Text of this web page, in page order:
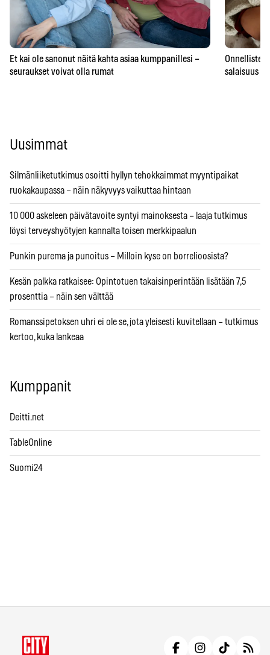
Et kai ole sanonut näitä kahta asiaa kumppanillesi –
seuraukset voivat olla rumat
Onnellisten
salaisuus –
Uusimmat
Silmänliiketutkimus osoitti hyllyn tehokkaimmat myyntipaikat
ruokakaupassa – näin näkyvyys vaikuttaa hintaan
10 000 askeleen päivätavoite syntyi mainoksesta – laaja tutkimus
löysi terveyshyötyjen kannalta toisen merkkipaalun
Punkin purema ja punoitus – Milloin kyse on borrelioosista?
Kesän palkka ratkaisee: Opintotuen takaisinperintään lisätään 7,5
prosenttia – näin sen välttää
Romanssipetoksen uhri ei ole se, jota yleisesti kuvitellaan – tutkimus
kertoo, kuka lankeaa
Kumppanit
Deitti.net
TableOnline
Suomi24